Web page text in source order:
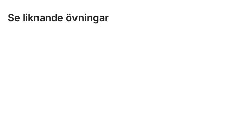
Se liknande övningar